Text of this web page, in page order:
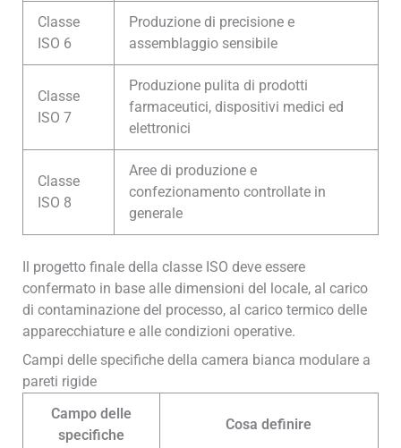
Classe
ISO 6
Produzione di precisione e
assemblaggio sensibile
Classe
ISO 7
Produzione pulita di prodotti
farmaceutici, dispositivi medici ed
elettronici
Classe
ISO 8
Aree di produzione e
confezionamento controllate in
generale
Il progetto finale della classe ISO deve essere
confermato in base alle dimensioni del locale, al carico
di contaminazione del processo, al carico termico delle
apparecchiature e alle condizioni operative.
Campi delle specifiche della camera bianca modulare a
pareti rigide
Campo delle
specifiche
Cosa definire